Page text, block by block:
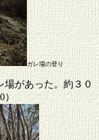
ガレ場の登り
場があった。約３０
）